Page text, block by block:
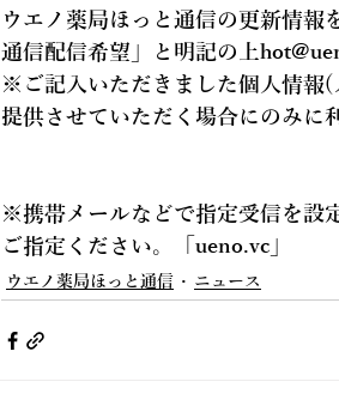
ウエノ薬局ほっと通信の更新情報
通信配信希望 」と明記の上
※ご記入いただきました個人情報
提供させていただく場合にのみに
※携帯メールなどで指定受信を設
ご指定ください。「 ueno.vc
ウエノ薬局ほっと通信 ニュース